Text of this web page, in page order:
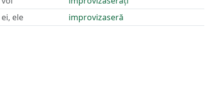
ei, ele
improvizaseră